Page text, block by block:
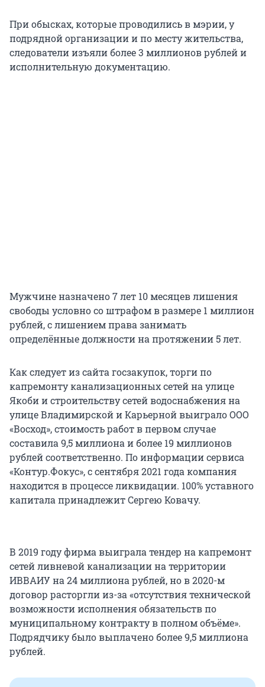
При обысках, которые проводились в мэрии, у
подрядной организации и по месту жительства,
следователи изъяли более 3 миллионов рублей и
исполнительную документацию.
Мужчине назначено 7 лет 10 месяцев лишения
свободы условно со штрафом в размере 1 миллион
рублей, с лишением права занимать
определённые должности на протяжении 5 лет.
Как следует из сайта госзакупок, торги по
капремонту канализационных сетей на улице
Якоби и строительству сетей водоснабжения на
улице Владимирской и Карьерной выиграло ООО
«Восход», стоимость работ в первом случае
составила 9,5 миллиона и более 19 миллионов
рублей соответственно. По информации сервиса
«Контур.Фокус», с сентября 2021 года компания
находится в процессе ликвидации. 100% уставного
капитала принадлежит Сергею Ковачу.
В 2019 году фирма выиграла тендер на капремонт
сетей ливневой канализации на территории
ИВВАИУ на 24 миллиона рублей, но в 2020-м
договор расторгли из-за «отсутствия технической
возможности исполнения обязательств по
муниципальному контракту в полном объёме».
Подрядчику было выплачено более 9,5 миллиона
рублей.